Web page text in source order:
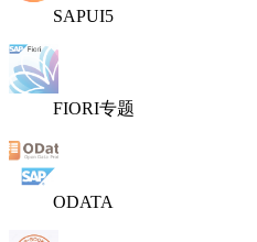
SAPUI5
FIORI专题
ODATA